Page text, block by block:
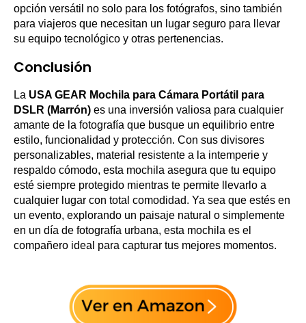
opción versátil no solo para los fotógrafos, sino también
para viajeros que necesitan un lugar seguro para llevar
su equipo tecnológico y otras pertenencias.
Conclusión
La USA GEAR Mochila para Cámara Portátil para
DSLR (Marrón) es una inversión valiosa para cualquier
amante de la fotografía que busque un equilibrio entre
estilo, funcionalidad y protección. Con sus divisores
personalizables, material resistente a la intemperie y
respaldo cómodo, esta mochila asegura que tu equipo
esté siempre protegido mientras te permite llevarlo a
cualquier lugar con total comodidad. Ya sea que estés en
un evento, explorando un paisaje natural o simplemente
en un día de fotografía urbana, esta mochila es el
compañero ideal para capturar tus mejores momentos.